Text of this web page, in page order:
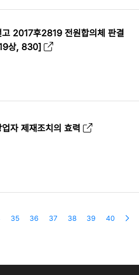
2017후2819 전원합의체 판결
상, 830]
자 제재조치의 효력
35 36 37 38 39 40